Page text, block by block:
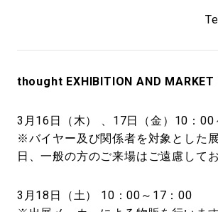
thought EXHIBITION AND MARKET
3月16日（木） 、17日（金）10：00
※バイヤー及び関係者を対象とした
日、一般の方のご来場はご遠慮してお
3月18日（土） 10：00～17：00